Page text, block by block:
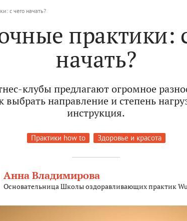
с чего начать?
практики:
начать?
клубы предлагают огромное
выбрать направление и степень
инструкция.
Практики how to Здоровье и красота
Анна Владимирова
Основательница Школы оздоравливающих практик